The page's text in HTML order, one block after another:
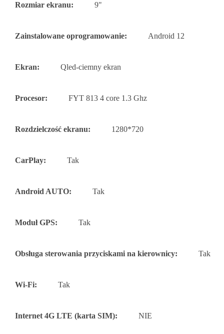
Rozmiar ekranu: 9"
Zainstalowane oprogramowanie: Android 12
Ekran: Qled-ciemny ekran
Procesor: FYT 813 4 core 1.3 Ghz
Rozdzielczość ekranu: 1280*720
CarPlay: Tak
Android AUTO: Tak
Moduł GPS: Tak
Obsługa sterowania przyciskami na kierownicy: Tak
Wi-Fi: Tak
Internet 4G LTE (karta SIM): NIE